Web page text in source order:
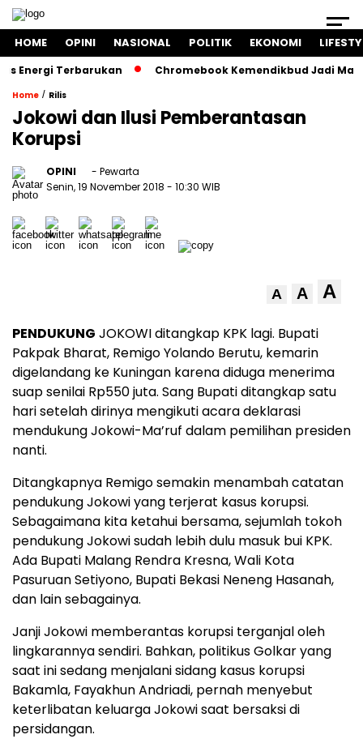
HOME OPINI NASIONAL POLITIK EKONOMI
Terbarukan Chromebook Kemendikbud Jadi
Home / Rilis
Jokowi dan Ilusi Pemberantasan
Korupsi
OPINI
- Pewarta
Senin, 19 November 2018 - 10:30 WIB
A A A
PENDUKUNG JOKOWI ditangkap KPK lagi. Bupati
Pakpak Bharat, Remigo Yolando Berutu, kemarin
digelandang ke Kuningan karena diduga menerima
suap senilai Rp550 juta. Sang Bupati ditangkap satu
hari setelah dirinya mengikuti acara deklarasi
mendukung Jokowi-Ma’ruf dalam pemilihan presiden
nanti.
Ditangkapnya Remigo semakin menambah catatan
pendukung Jokowi yang terjerat kasus korupsi.
Sebagaimana kita ketahui bersama, sejumlah tokoh
pendukung Jokowi sudah lebih dulu masuk bui KPK.
Ada Bupati Malang Rendra Kresna, Wali Kota
Pasuruan Setiyono, Bupati Bekasi Neneng Hasanah,
dan lain sebagainya.
Janji Jokowi memberantas korupsi terganjal oleh
lingkarannya sendiri. Bahkan, politikus Golkar yang
saat ini sedang menjalani sidang kasus korupsi
Bakamla, Fayakhun Andriadi, pernah menyebut
keterlibatan keluarga Jokowi saat bersaksi di
persidangan.